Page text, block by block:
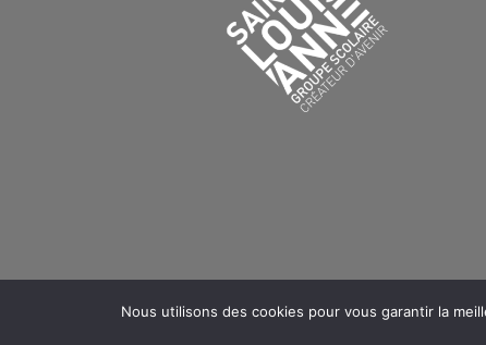
Nous utilisons des cookies pour vous garantir la